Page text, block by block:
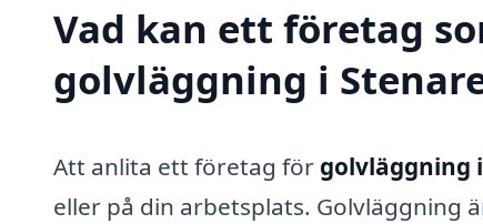
Vad kan ett företag
golvläggning i
Att anlita ett företag för golvläggning
eller på din arbetsplats. Golvläggning